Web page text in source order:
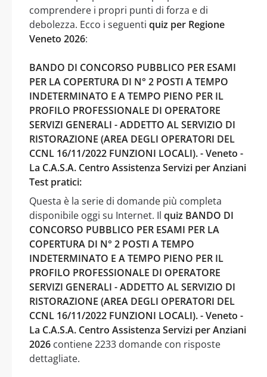
comprendere i propri punti di forza e di
debolezza. Ecco i seguenti quiz per Regione
Veneto 2026:
BANDO DI CONCORSO PUBBLICO PER ESAMI
PER LA COPERTURA DI N° 2 POSTI A TEMPO
INDETERMINATO E A TEMPO PIENO PER IL
PROFILO PROFESSIONALE DI OPERATORE
SERVIZI GENERALI - ADDETTO AL SERVIZIO DI
RISTORAZIONE (AREA DEGLI OPERATORI DEL
CCNL 16/11/2022 FUNZIONI LOCALI). - Veneto -
La C.A.S.A. Centro Assistenza Servizi per Anziani
Test pratici:
Questa è la serie di domande più completa
disponibile oggi su Internet. Il quiz BANDO DI
CONCORSO PUBBLICO PER ESAMI PER LA
COPERTURA DI N° 2 POSTI A TEMPO
INDETERMINATO E A TEMPO PIENO PER IL
PROFILO PROFESSIONALE DI OPERATORE
SERVIZI GENERALI - ADDETTO AL SERVIZIO DI
RISTORAZIONE (AREA DEGLI OPERATORI DEL
CCNL 16/11/2022 FUNZIONI LOCALI). - Veneto -
La C.A.S.A. Centro Assistenza Servizi per Anziani
2026 contiene 2233 domande con risposte
dettagliate.